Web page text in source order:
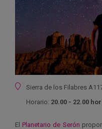
Ubicación
Sierra de los Filabres
Horario: 20.00 - 22.00
El Planetario de Serón